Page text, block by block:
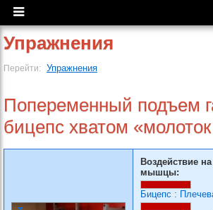
Упражнения
Перейти: Упражнения
Попеременный подъем
бицепс хватом «молоток
Воздействие на
мышцы:
Бицепс :